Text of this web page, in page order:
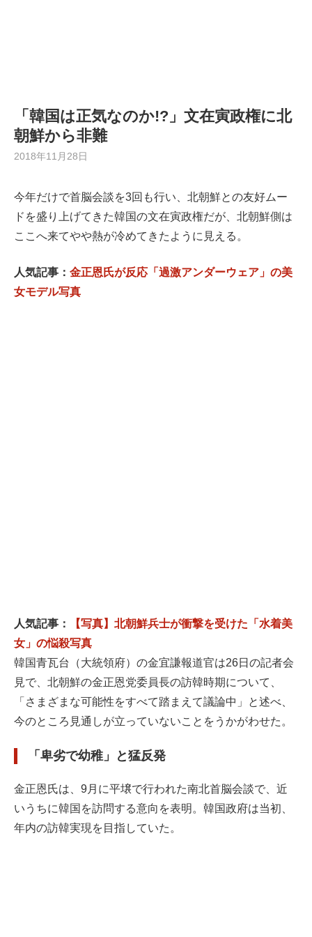
「韓国は正気なのか!?」文在寅政権に北
朝鮮から非難
2018年11月28日
今年だけで首脳会談を3回も行い、北朝鮮との友好ムー
ドを盛り上げてきた韓国の文在寅政権だが、北朝鮮側は
ここへ来てやや熱が冷めてきたように見える。
人気記事： 金正恩氏が反応「過激アンダーウェア」の美
女モデル写真
人気記事：
【写真】北朝鮮兵士が衝撃を受けた「水着美
女」の悩殺写真
韓国青瓦台（大統領府）の金宜謙報道官は26日の記者会
見で、北朝鮮の金正恩党委員長の訪韓時期について、
「さまざまな可能性をすべて踏まえて議論中」と述べ、
今のところ見通しが立っていないことをうかがわせた。
「卑劣で幼稚」と猛反発
金正恩氏は、9月に平壌で行われた南北首脳会談で、近
いうちに韓国を訪問する意向を表明。韓国政府は当初、
年内の訪韓実現を目指していた。